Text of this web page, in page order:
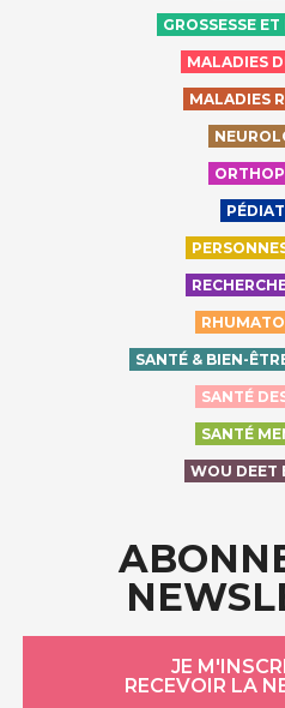
GROSSESSE
MALADIES
MALADIES
SANTÉ & BIEN-
SANTÉ
SANTÉ
WOU DEET
JE
RECEVOIR LA